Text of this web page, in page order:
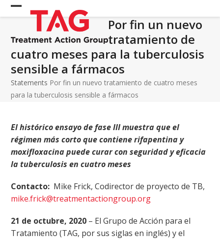
Skip
to Open
mobile
menu
Close
mobile
menu
Por fin un nuevo
tratamiento de
cuatro meses para la tuberculosis
sensible a fármacos
Statements Por fin un nuevo tratamiento de cuatro meses
para la tuberculosis sensible a fármacos
El histórico ensayo de fase III muestra que el
régimen más corto que contiene rifapentina y
moxifloxacina puede curar con seguridad y eficacia
la tuberculosis en cuatro meses
Contacto: Mike Frick, Codirector de proyecto de TB,
mike.frick@treatmentactiongroup.org
21 de octubre, 2020 – El Grupo de Acción para el
Tratamiento (TAG, por sus siglas en inglés) y el